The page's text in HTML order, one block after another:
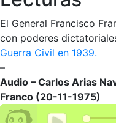
El General Francisco
con poderes
Guerra Civil en 1939.
–
Audio – Carlos Arias
Franco (20-11-1975)